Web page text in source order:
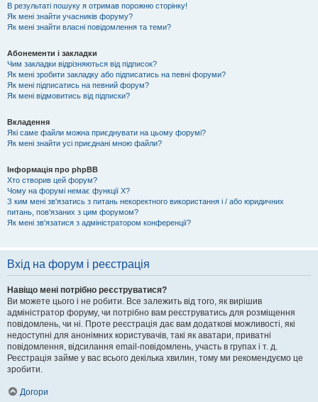
В результаті пошуку я отримав порожню сторінку!
Як мені знайти учасників форуму?
Як мені знайти власні повідомлення та теми?
Абонементи і закладки
Чим закладки відрізняються від підписок?
Як мені зробити закладку або підписатись на певні форуми?
Як мені підписатись на певний форум?
Як мені відмовитись від підписки?
Вкладення
Які саме файли можна приєднувати на цьому форумі?
Як мені знайти усі приєднані мною файли?
Інформація про phpBB
Хто створив цей форум?
Чому на форумі немає функції X?
З ким мені зв'язатись з питань некоректного використання і / або юридичних
питань, пов'язаних з цим форумом?
Як мені зв'язатися з адміністратором конференції?
Вхід на форум і реєстрація
Навіщо мені потрібно реєструватися?
Ви можете цього і не робити. Все залежить від того, як вирішив
адміністратор форуму, чи потрібно вам реєструватись для розміщення
повідомлень, чи ні. Проте реєстрація дає вам додаткові можливості, які
недоступні для анонімних користувачів, такі як аватари, приватні
повідомлення, відсилання email-повідомлень, участь в групах і т. д.
Реєстрація займе у вас всього декілька хвилин, тому ми рекомендуємо це
зробити.
Догори